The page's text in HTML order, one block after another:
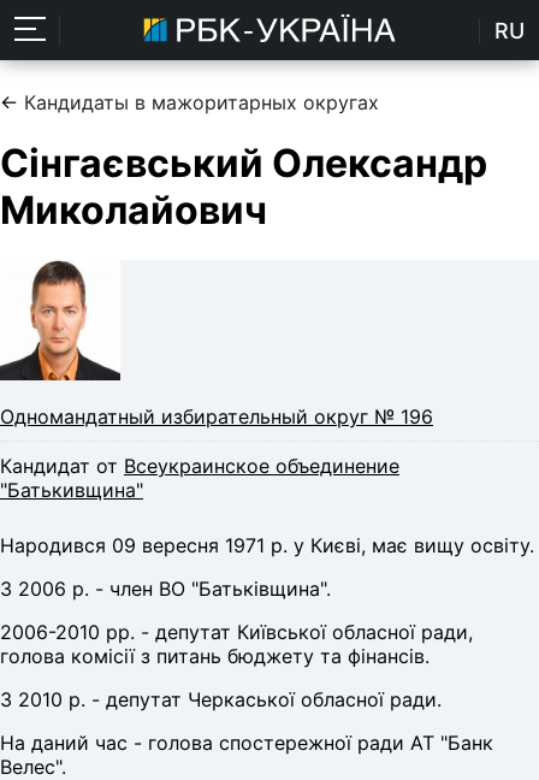
RU
← Кандидаты в мажоритарных округах
Сінгаєвський Олександр
Миколайович
Одномандатный избирательный округ № 196
Кандидат от Всеукраинское объединение
"Батькивщина"
Народився 09 вересня 1971 р. у Києві, має вищу освіту.
З 2006 р. - член ВО "Батьківщина".
2006-2010 рр. - депутат Київської обласної ради,
голова комісії з питань бюджету та фінансів.
З 2010 р. - депутат Черкаської обласної ради.
На даний час - голова спостережної ради АТ "Банк
Велес".